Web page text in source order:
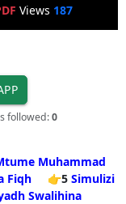
Views 187
followed:0
Muhammad
Fiqh 👉5 Simulizi
Swalihina